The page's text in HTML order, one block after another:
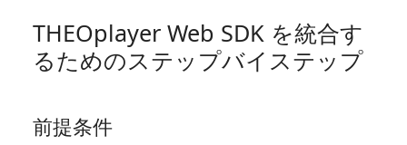
THEOplayer Web SDK を統合す
るためのステップバイステップ
前提条件